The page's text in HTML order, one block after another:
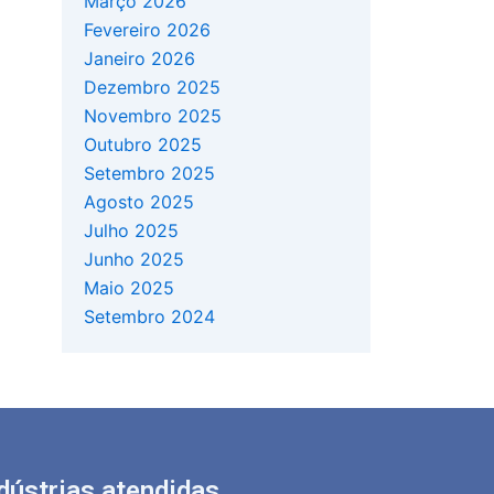
Fevereiro 2026
Janeiro 2026
Dezembro 2025
Novembro 2025
Outubro 2025
Setembro 2025
Agosto 2025
Julho 2025
Junho 2025
Maio 2025
Setembro 2024